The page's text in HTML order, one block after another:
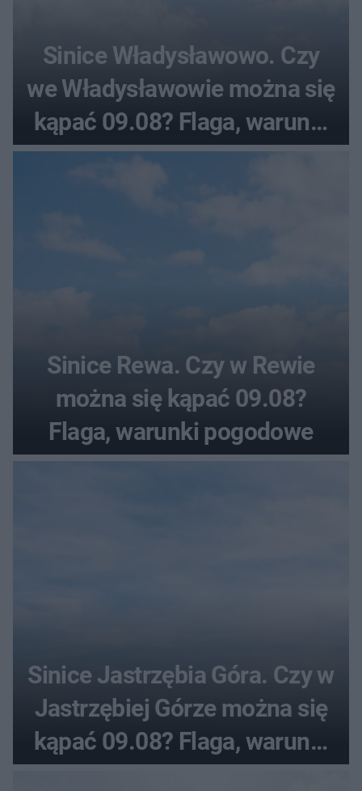
Sinice Władysławowo. Czy
we Władysławowie można się
kąpać 09.08? Flaga, warunki
pogodowe
Sinice Rewa. Czy w Rewie
można się kąpać 09.08?
Flaga, warunki pogodowe
Sinice Jastrzębia Góra. Czy w
Jastrzębiej Górze można się
kąpać 09.08? Flaga, warunki